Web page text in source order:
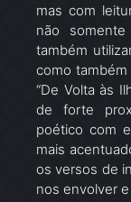
mas com
não
também
como
“De Volta às
de forte
poético com
mais
os versos de
nos envolver